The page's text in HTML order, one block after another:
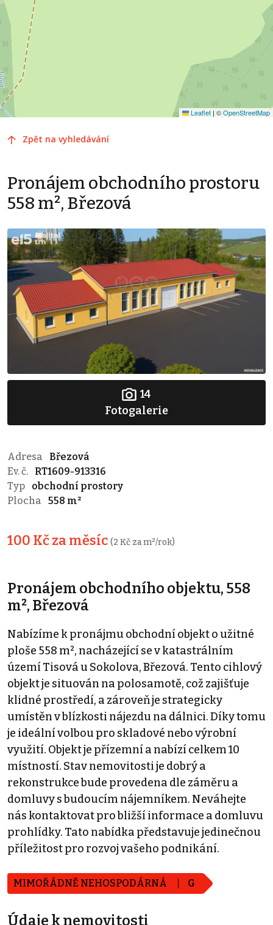
Leaflet | ©OpenStreetMap
Zpět na vyhledávání
Pronájem obchodního prostoru
558 m², Březová
14
Fotogalerie
Adresa
Březová
Ev. č.
RT1609-913316
Typ
obchodní prostory
Plocha
558 m²
100 Kč za měsíc (2 Kč za m²/rok)
Pronájem obchodního objektu, 558
m², Březová
Nabízíme k pronájmu obchodní objekt o užitné
ploše 558 m², nacházející se v katastrálním
území Tisová u Sokolova, Březová. Tento cihlový
objekt je situován na polosamotě, což zajišťuje
klidné prostředí, a zároveň je strategicky
umístěn v blízkosti nájezdu na dálnici. Díky tomu
je ideální volbou pro skladové nebo výrobní
využití. Objekt je přízemní a nabízí celkem 10
místností. Stav nemovitosti je dobrý a
rekonstrukce bude provedena dle záměru a
domluvy s budoucím nájemníkem. Neváhejte
nás kontaktovat pro bližší informace a domluvu
prohlídky. Tato nabídka představuje jedinečnou
příležitost pro rozvoj vašeho podnikání.
MIMOŘÁDNĚ NEHOSPODÁRNÁ G
Údaje k nemovitosti